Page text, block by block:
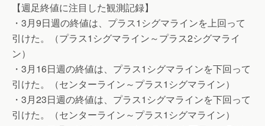
【週足終値に注目した観測記録】
・3月9日週の終値は、プラス1シグマラインを上回って
引けた。（プラス1シグマライン～プラス2シグマライ
ン）
・3月16日週の終値は、プラス1シグマラインを下回って
引けた。（センターライン～プラス1シグマライン）
・3月23日週の終値は、プラス1シグマラインを下回って
引けた。（センターライン～プラス1シグマライン）